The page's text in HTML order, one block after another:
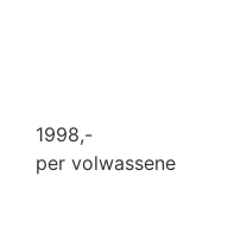
1998,-
per volwassene